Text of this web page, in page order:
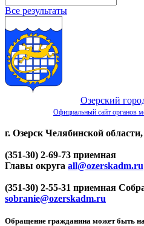
Все результаты
Озерский
Официальный сайт органов
г. Озерск Челябинской
(351-30) 2-69-73 приемная
Главы округа all@ozerskadm.ru
(351-30) 2-55-31 приемная
sobranie@ozerskadm.ru
Обращение гражданина может быть